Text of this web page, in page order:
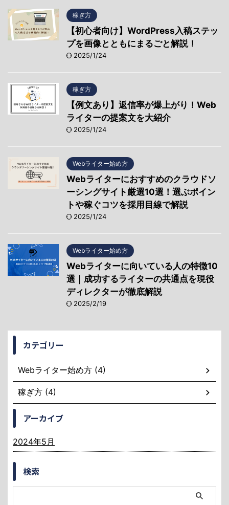
稼ぎ方
【初心者向け】WordPress入稿ステッ
プを画像とともにまるごと解説！
2025/1/24
稼ぎ方
【例文あり】返信率が爆上がり！Web
ライターの提案文を大紹介
2025/1/24
Webライター始め方
Webライターにおすすめのクラウドソ
ーシングサイト厳選10選！選ぶポイン
トや稼ぐコツを採用目線で解説
2025/1/24
Webライター始め方
Webライターに向いている人の特徴10
選｜成功するライターの共通点を現役
ディレクターが徹底解説
2025/2/19
カテゴリー
Webライター始め方 (4)
稼ぎ方 (4)
アーカイブ
2024年5月
検索